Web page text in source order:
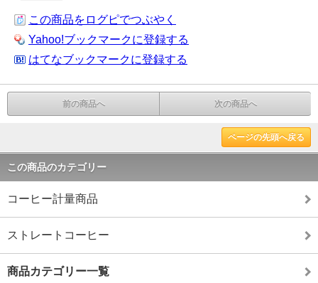
この商品をログピでつぶやく
Yahoo!ブックマークに登録する
はてなブックマークに登録する
前の商品へ 次の商品へ
ページの先頭へ戻る
この商品のカテゴリー
コーヒー計量商品
ストレートコーヒー
商品カテゴリー一覧